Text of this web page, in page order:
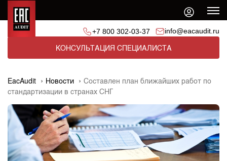
+7 800 302-03-37 info@eacaudit.ru
КОНСУЛЬТАЦИЯ СПЕЦИАЛИСТА
EacAudit Новости
Составлен план ближайших работ по
стандартизации в странах СНГ